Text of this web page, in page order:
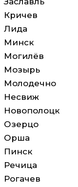
Кричев
Лида
Минск
Могилёв
Мозырь
Молодечно
Несвиж
Новополоцк
Озерцо
Орша
Пинск
Речица
Рогачев